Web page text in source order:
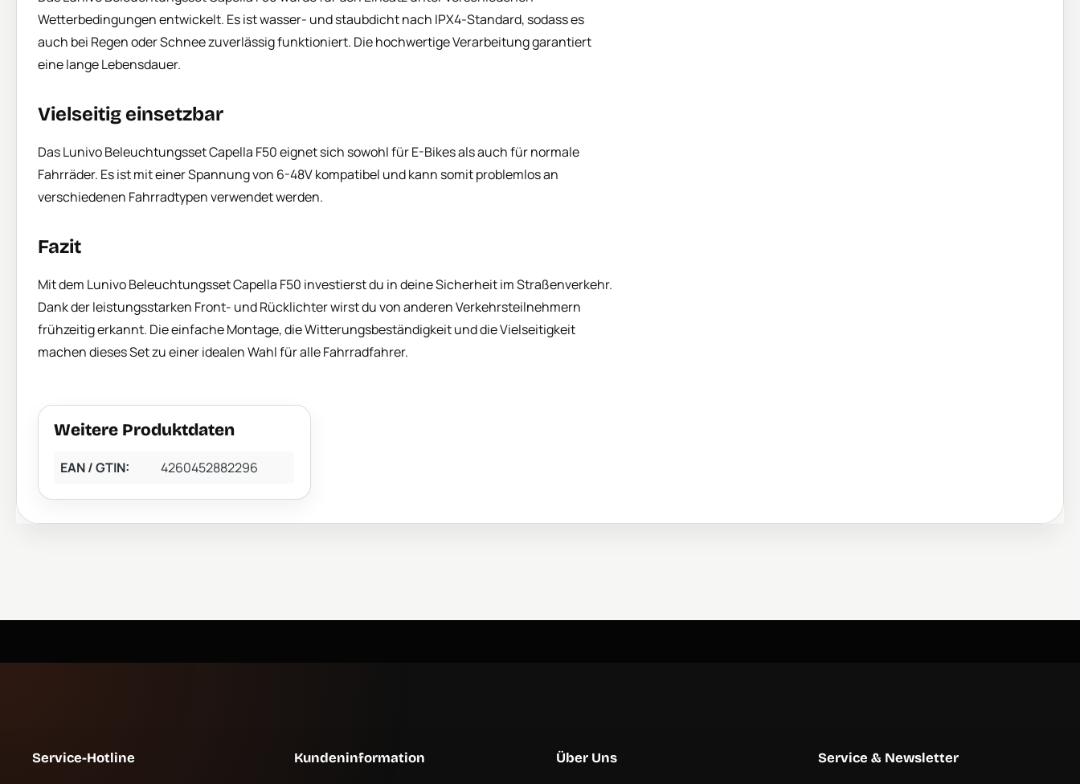
Wetterbedingungen entwickelt. Es ist wasser- und staubdicht nach IPX4-Standard, sodass es
auch bei Regen oder Schnee zuverlässig funktioniert. Die hochwertige Verarbeitung garantiert
eine lange Lebensdauer.
Vielseitig einsetzbar
Das Lunivo Beleuchtungsset Capella F50 eignet sich sowohl für E-Bikes als auch für normale
Fahrräder. Es ist mit einer Spannung von 6-48V kompatibel und kann somit problemlos an
verschiedenen Fahrradtypen verwendet werden.
Fazit
Mit dem Lunivo Beleuchtungsset Capella F50 investierst du in deine Sicherheit im Straßenverkehr.
Dank der leistungsstarken Front- und Rücklichter wirst du von anderen Verkehrsteilnehmern
frühzeitig erkannt. Die einfache Montage, die Witterungsbeständigkeit und die Vielseitigkeit
machen dieses Set zu einer idealen Wahl für alle Fahrradfahrer.
Weitere Produktdaten
EAN / GTIN: 4260452882296
Service-Hotline Kundeninformation Über Uns Service & Newsletter